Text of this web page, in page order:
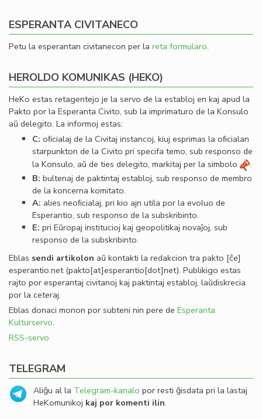
ESPERANTA CIVITANECO
Petu la esperantan civitanecon per la reta formularo.
HEROLDO KOMUNIKAS (HEKO)
HeKo estas retagentejo je la servo de la establoj en kaj apud la
Pakto por la Esperanta Civito, sub la imprimaturo de la Konsulo
aŭ delegito. La informoj estas:
C: oﬁcialaj de la Civitaj instancoj, kiuj esprimas la oﬁcialan
starpunkton de la Civito pri specifa temo, sub responso de
la Konsulo, aŭ de ties delegito, markitaj per la simbolo
.
B: bultenaj de paktintaj establoj, sub responso de membro
de la koncerna komitato.
A: alies neoﬁcialaj, pri kio ajn utila por la evoluo de
Esperantio, sub responso de la subskribinto.
E: pri Eŭropaj institucioj kaj geopolitikaj novaĵoj, sub
responso de la subskribinto.
Eblas sendi artikolon aŭ kontakti la redakcion tra pakto [ĉe]
esperantio.net(pakto[at]esperantio[dot]net). Publikigo estas
rajto por esperantaj civitanoj kaj paktintaj establoj, laŭdiskrecia
por la ceteraj.
Eblas donaci monon por subteni nin pere de Esperanta
Kulturservo.
RSS-servo
TELEGRAM
Aliĝu al la Telegram-kanalo por resti ĝisdata pri la lastaj
HeKomunikoj kaj por komenti ilin.